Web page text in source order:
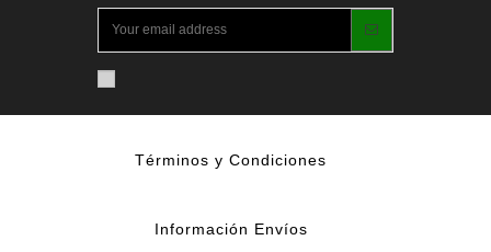
Términos y Condiciones
Información Envíos